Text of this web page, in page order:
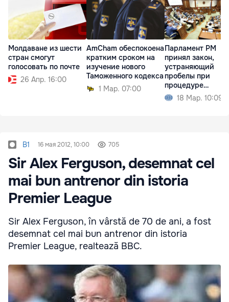
Молдаване из шести
стран смогут
голосовать по почте
26 Апр. 16:00
AmCham обеспокоена
кратким сроком на
изучение нового
Таможенного кодекса
1 Мар. 07:00
Парламент РМ
принял закон,
устраняющий
пробелы при
процедуре
банкротства
18 Мар. 10:09
B1 16 мая 2012, 10:00 705
Sir Alex Ferguson, desemnat cel
mai bun antrenor din istoria
Premier League
Sir Alex Ferguson, în vârstă de 70 de ani, a fost
desemnat cel mai bun antrenor din istoria
Premier League, realtează BBC.